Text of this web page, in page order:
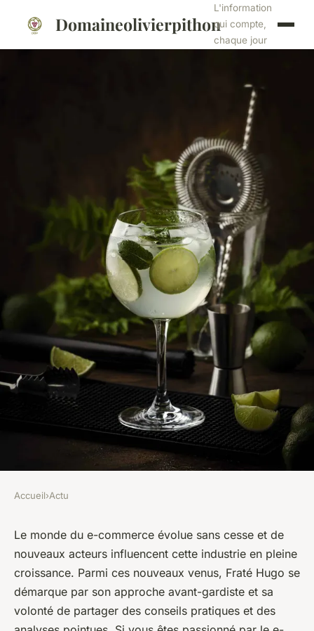
Domaineolivierpithon
L'information
qui compte,
chaque jour
Quelles sont les
caractéristiques de Fraté
Hugo, le nouveau blog à suivre
dans le domaine du e-
Accueil›Actu
Le monde du e-commerce évolue sans cesse et de
nouveaux acteurs influencent cette industrie en pleine
croissance. Parmi ces nouveaux venus, Fraté Hugo se
démarque par son approche avant-gardiste et sa
volonté de partager des conseils pratiques et des